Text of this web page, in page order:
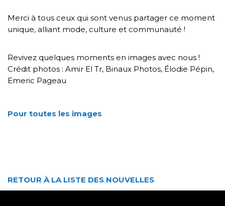
Merci à tous ceux qui sont venus partager ce moment
unique, alliant mode, culture et communauté !
Revivez quelques moments en images avec nous !
Crédit photos : Amir El Tr, Binaux Photos, Élodie Pépin,
Emeric Pageau
Pour toutes les images
RETOUR À LA LISTE DES NOUVELLES